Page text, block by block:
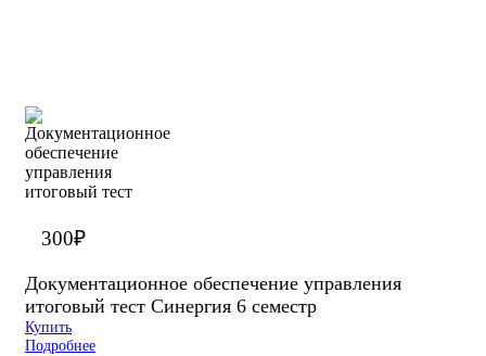
300₽
Документационное обеспечение управления
итоговый тест Синергия 6 семестр
Купить
Подробнее